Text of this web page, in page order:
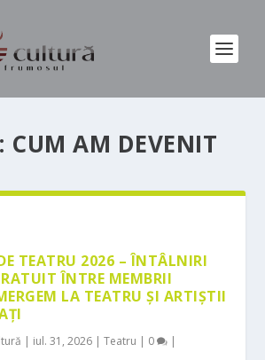
CUM AM DEVENIT
TEATRU 2026 – ÎNTÂLNIRI
ÎNTRE MEMBRII
LA TEATRU ȘI ARTIȘTII
| iul. 31, 2026 |Teatru | 0 |